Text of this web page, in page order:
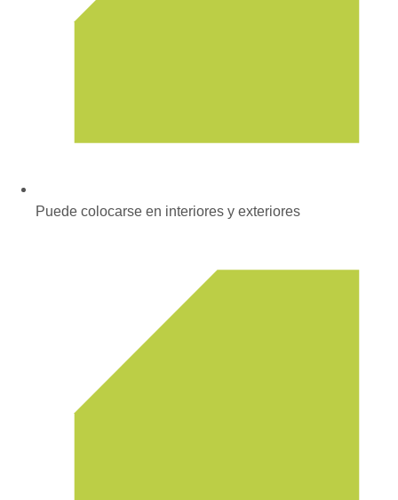
Puede colocarse en interiores y exteriores